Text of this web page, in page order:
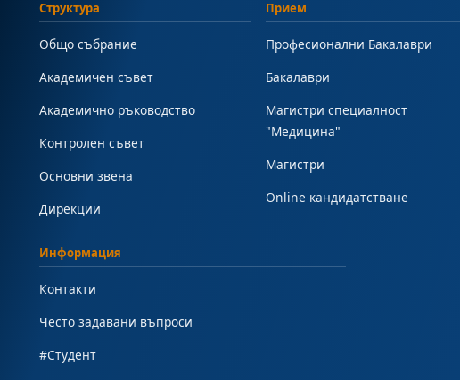
Структура
Общо събрание
Академичен съвет
Академично ръководство
Контролен съвет
Основни звена
Дирекции
Прием
Професионални Бакалаври
Бакалаври
Магистри специалност
"Медицина"
Магистри
Online кандидатстване
Информация
Контакти
Често задавани въпроси
#Студент